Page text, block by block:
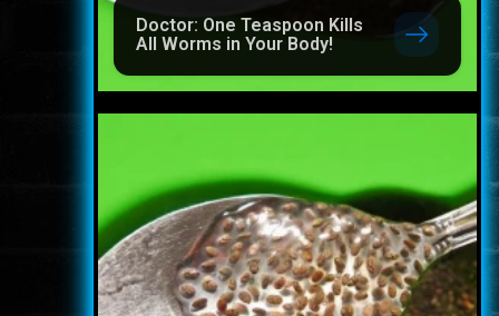
Doctor: One Teaspoon Kills
All Worms in Your Body!